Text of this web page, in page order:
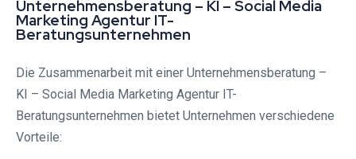
Unternehmensberatung – KI – Social Media
Marketing Agentur IT-
Beratungsunternehmen
Die Zusammenarbeit mit einer Unternehmensberatung –
KI – Social Media Marketing Agentur IT-
Beratungsunternehmen bietet Unternehmen verschiedene
Vorteile: